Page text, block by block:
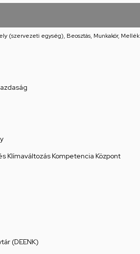
(szervezeti egység), Beosztás, Munkakör, Mellék
Klímaváltozás Kompetencia Központ
(DEENK)